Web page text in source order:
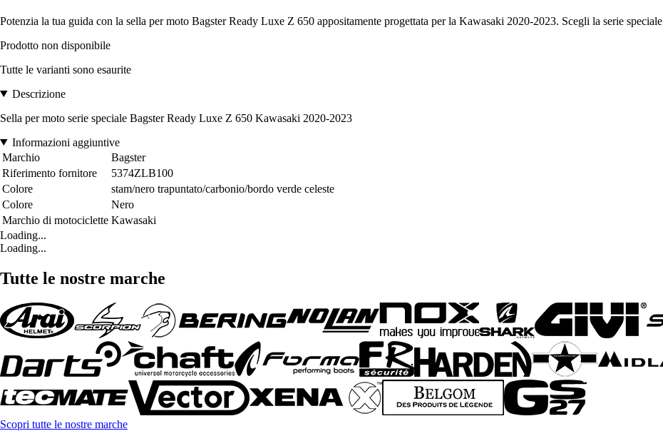
Potenzia la tua guida con la sella per moto Bagster Ready Luxe Z 650 appositamente progettata per la Kawasaki 2020-2023. Scegli la serie
Prodotto non disponibile
Tutte le varianti sono esaurite
Descrizione
Sella per moto serie speciale Bagster Ready Luxe Z 650 Kawasaki 2020-2023
Informazioni aggiuntive
Marchio
Bagster
Riferimento fornitore
5374ZLB100
Colore
stam/nero trapuntato/carbonio/bordo verde celeste
Colore
Nero
Marchio di motociclette Kawasaki
Loading...
Loading...
Tutte le nostre marche
Scopri tutte le nostre marche